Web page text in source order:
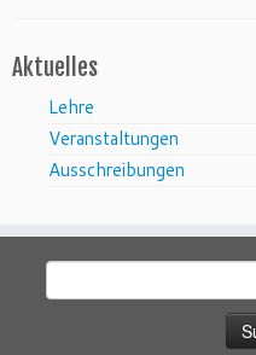
Aktuelles
Lehre
Veranstaltungen
Ausschreibungen